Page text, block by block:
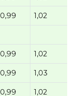
0,99 1,02
0,99 1,02
0,99 1,03
0,99 1,02